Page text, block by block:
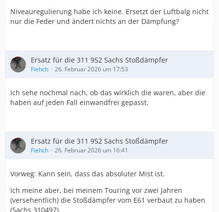
Niveauregulierung habe ich keine. Ersetzt der Luftbalg nicht
nur die Feder und ändert nichts an der Dämpfung?
Ersatz für die 311 952 Sachs Stoßdämpfer
Fiehch 26. Februar 2026 um 17:53
Ich sehe nochmal nach, ob das wirklich die waren, aber die
haben auf jeden Fall einwandfrei gepasst.
Ersatz für die 311 952 Sachs Stoßdämpfer
Fiehch 26. Februar 2026 um 16:41
Vorweg: Kann sein, dass das absoluter Mist ist.
Ich meine aber, bei meinem Touring vor zwei Jahren
(versehentlich) die Stoßdämpfer vom E61 verbaut zu haben
(Sachs 310497).